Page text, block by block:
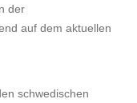
der
auf dem aktuellen
schwedischen